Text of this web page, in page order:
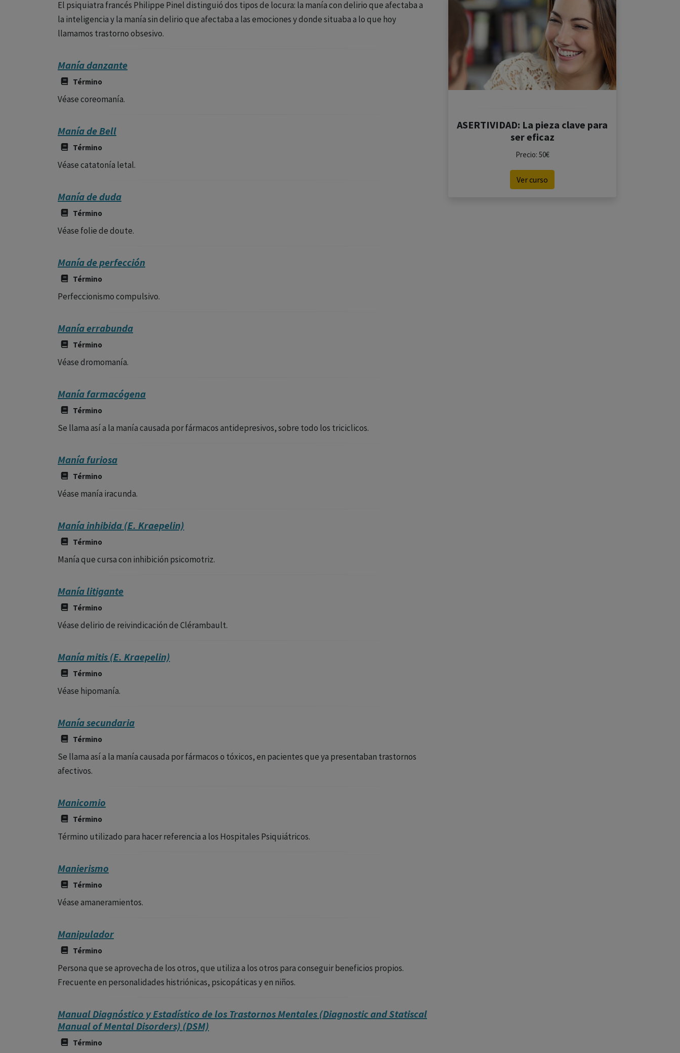
El psiquiatra francés Philippe Pinel distinguió dos tipos de locura: la manía con delirio que afectaba a
la inteligencia y la manía sin delirio que afectaba a las emociones y donde situaba a lo que hoy
llamamos trastorno obsesivo.
Manía danzante
Término
Véase coreomanía.
Manía de Bell
Término
Véase catatonía letal.
Manía de duda
Término
Véase folie de doute.
Manía de perfección
Término
Perfeccionismo compulsivo.
Manía errabunda
Término
Véase dromomanía.
Manía farmacógena
Término
Se llama así a la manía causada por fármacos antidepresivos, sobre todo los triciclicos.
Manía furiosa
Término
Véase manía iracunda.
Manía inhibida (E. Kraepelin)
Término
Manía que cursa con inhibición psicomotriz.
Manía litigante
Término
Véase delirio de reivindicación de Clérambault.
Manía mitis (E. Kraepelin)
Término
Véase hipomanía.
Manía secundaria
Término
Se llama así a la manía causada por fármacos o tóxicos, en pacientes que ya presentaban trastornos
afectivos.
Manicomio
Término
Término utilizado para hacer referencia a los Hospitales Psiquiátricos.
Manierismo
Término
Véase amaneramientos.
Manipulador
Término
Persona que se aprovecha de los otros, que utiliza a los otros para conseguir beneficios propios.
Frecuente en personalidades histriónicas, psicopáticas y en niños.
Manual Diagnóstico y Estadístico de los Trastornos Mentales (Diagnostic and Statiscal
Manual of Mental Disorders) (DSM)
Término
ASERTIVIDAD: La pieza clave para
ser eficaz
Precio: 50€
Ver curso